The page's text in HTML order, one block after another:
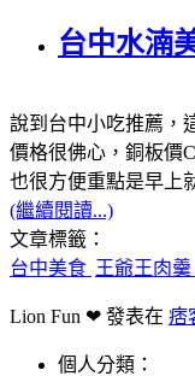
台中水湳
說到台中小吃推薦，
價格很佛心，銅板價
也很方便重點是早上
(繼續閱讀...)
文章標籤：
台中美食 王爺王肉羹
Lion Fun ❤ 發表在 痞
個人分類：